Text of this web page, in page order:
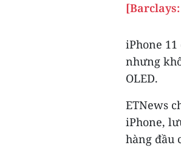
iPhone
nhưng
OLED.
ETNews
iPhone,
hàng đầu